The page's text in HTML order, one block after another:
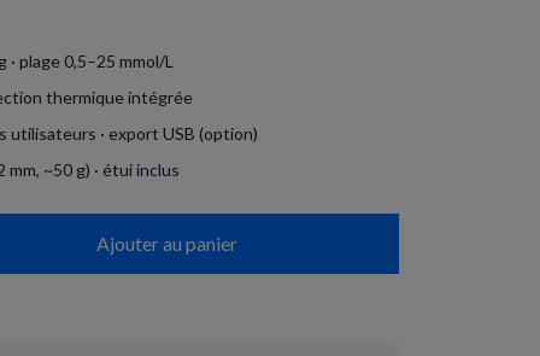
plage 0,5–25 mmol/L
thermique intégrée
· export USB (option)
~50 g) · étui inclus
Ajouter au panier